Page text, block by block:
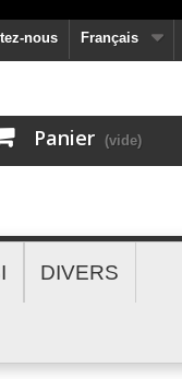
Français
nous
Panier (vide)
DIVERS